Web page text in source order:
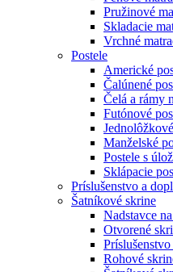
Pružinové
Skladacie
Vrchné
Postele
Americké
Čalúnené
Čelá a rámy
Futónové
Manželské
Postele s
Sklápacie
Príslušenstvo a
Šatníkové skrine
Nadstavce
Otvorené
Rohové